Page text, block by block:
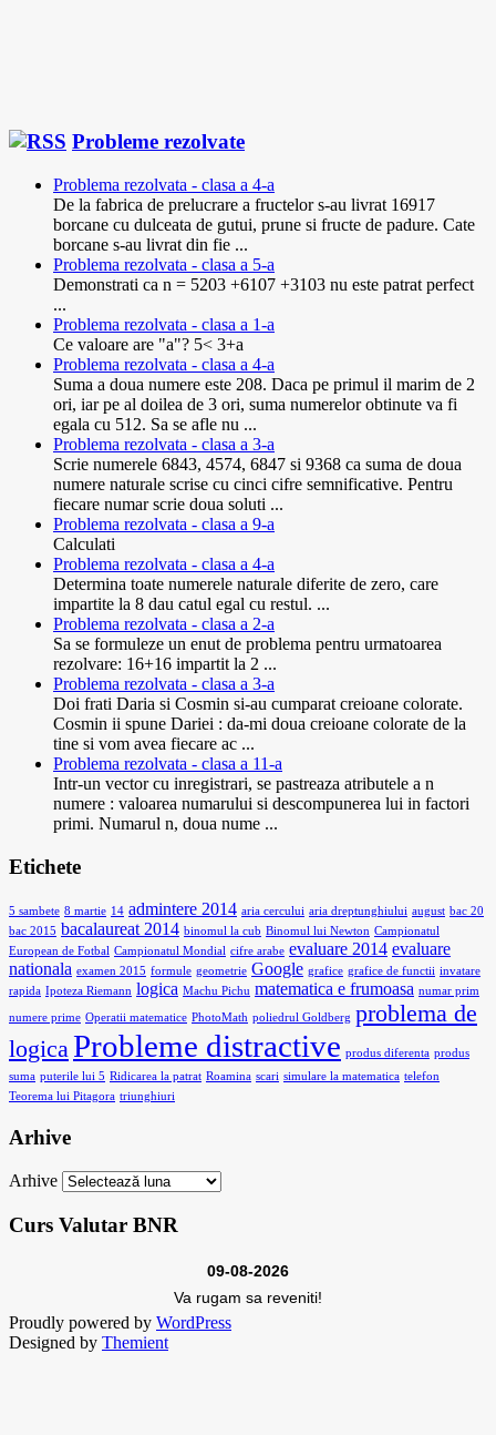
Probleme rezolvate
Problema rezolvata - clasa a 4-a
De la fabrica de prelucrare a fructelor s-au livrat 16917
borcane cu dulceata de gutui, prune si fructe de padure. Cate
borcane s-au livrat din fie ...
Problema rezolvata - clasa a 5-a
Demonstrati ca n = 5203 +6107 +3103 nu este patrat perfect
...
Problema rezolvata - clasa a 1-a
Ce valoare are "a"? 5< 3+a
Problema rezolvata - clasa a 4-a
Suma a doua numere este 208. Daca pe primul il marim de 2
ori, iar pe al doilea de 3 ori, suma numerelor obtinute va fi
egala cu 512. Sa se afle nu ...
Problema rezolvata - clasa a 3-a
Scrie numerele 6843, 4574, 6847 si 9368 ca suma de doua
numere naturale scrise cu cinci cifre semnificative. Pentru
fiecare numar scrie doua soluti ...
Problema rezolvata - clasa a 9-a
Calculati
Problema rezolvata - clasa a 4-a
Determina toate numerele naturale diferite de zero, care
impartite la 8 dau catul egal cu restul. ...
Problema rezolvata - clasa a 2-a
Sa se formuleze un enut de problema pentru urmatoarea
rezolvare: 16+16 impartit la 2 ...
Problema rezolvata - clasa a 3-a
Doi frati Daria si Cosmin si-au cumparat creioane colorate.
Cosmin ii spune Dariei : da-mi doua creioane colorate de la
tine si vom avea fiecare ac ...
Problema rezolvata - clasa a 11-a
Intr-un vector cu inregistrari, se pastreaza atributele a n
numere : valoarea numarului si descompunerea lui in factori
primi. Numarul n, doua nume ...
Etichete
5 sambete 8 martie 14 admintere 2014 aria cercului aria dreptunghiului august bac 20
bac 2015 bacalaureat 2014 binomul la cub Binomul lui Newton Campionatul
European de Fotbal Campionatul Mondial cifre arabe evaluare 2014 evaluare
nationala examen 2015 formule geometrie Google grafice grafice de functii invatare
rapida Ipoteza Riemann logica Machu Pichu matematica e frumoasa numar prim
numere prime Operatii matematice PhotoMath poliedrul Goldberg problema de
logicaProbleme distractive produs diferenta produs
suma puterile lui 5 Ridicarea la patrat Roamina scari simulare la matematica telefon
Teorema lui Pitagora triunghiuri
Arhive
Arhive
Curs Valutar BNR
09-08-2026
Va rugam sa reveniti!
Proudly powered by WordPress
Designed by Themient